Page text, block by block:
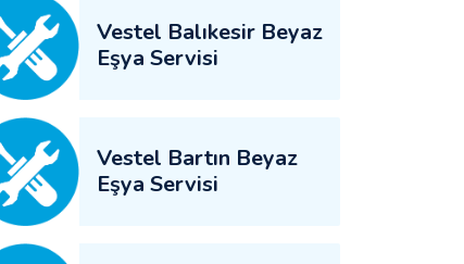
Vestel Balıkesir Beyaz
Eşya Servisi
Vestel Bartın Beyaz
Eşya Servisi